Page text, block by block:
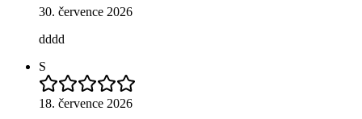
30. července 2026
dddd
S
18. července 2026